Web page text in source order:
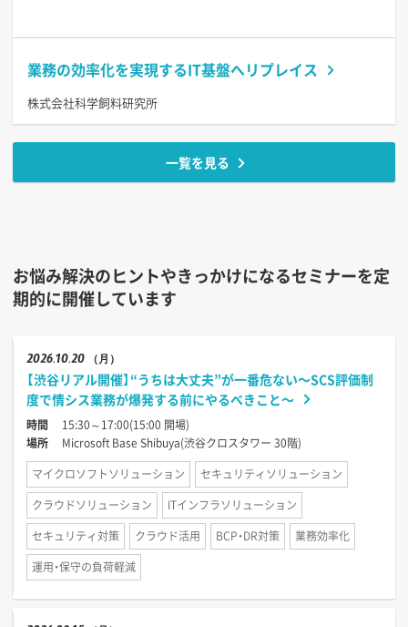
業務の効率化を実現するIT基盤へリプレイス
株式会社科学飼料研究所
一覧を見る
お悩み解決のヒントやきっかけになるセミナーを定
期的に開催しています
202610.20 （月）
【渋谷リアル開催】“うちは大丈夫”が一番危ない〜SCS評価制
度で情シス業務が爆発する前にやるべきこと〜
時間
15:30～17:00(15:00 開場)
場所
Microsoft Base Shibuya(渋谷クロスタワー 30階)
マイクロソフトソリューション
セキュリティソリューション
クラウドソリューション
ITインフラソリューション
セキュリティ対策
クラウド活用 BCP・DR対策
業務効率化
運用・保守の負荷軽減